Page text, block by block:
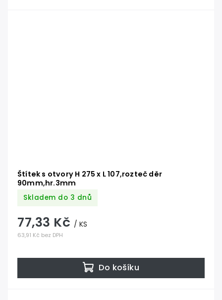
Štítek s otvory H 275 x L 107,rozteč děr
90mm,hr.3mm
Skladem do 3 dnů
63,91 Kč bez DPH
77,33 Kč / KS
Do košíku